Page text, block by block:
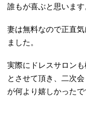
誰もが喜ぶと思います
妻は無料なので正直
ました。
実際にドレスサロン
とさせて頂き、二次
が何より嬉しかったで